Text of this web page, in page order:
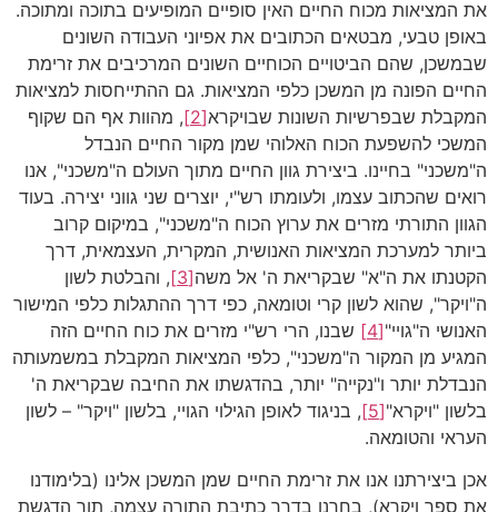
את המציאות מכוח החיים האין סופיים המופיעים בתוכה ומתוכה.
באופן טבעי, מבטאים הכתובים את אפיוני העבודה השונים
שבמשכן, שהם הביטויים הכוחיים השונים המרכיבים את זרימת
החיים הפונה מן המשכן כלפי המציאות. גם ההתייחסות למציאות
המקבלת שבפרשיות השונות שבויקרא[2]
, מהוות אף הם שקוף
המשכי להשפעת הכוח האלוהי שמן מקור החיים הנבדל
ה"משכני" בחיינו. ביצירת גוון החיים מתוך העולם ה"משכני", אנו
רואים שהכתוב עצמו, ולעומתו רש"י, יוצרים שני גווני יצירה. בעוד
הגוון התורתי מזרים את ערוץ הכוח ה"משכני", במיקום קרוב
ביותר למערכת המציאות האנושית, המקרית, העצמאית, דרך
הקטנתו את ה"א" שבקריאת ה' אל משה[3]
, והבלטת לשון
ה"ויקר", שהוא לשון קרי וטומאה, כפי דרך ההתגלות כלפי המישור
האנושי ה"גויי"[4]
שבנו, הרי רש"י מזרים את כוח החיים הזה
המגיע מן המקור ה"משכני", כלפי המציאות המקבלת במשמעותה
הנבדלת יותר ו"נקייה" יותר, בהדגשתו את החיבה שבקריאת ה'
בלשון "ויקרא"[5]
, בניגוד לאופן הגילוי הגויי, בלשון "ויקר" – לשון
העראי והטומאה.
אכן ביצירתנו אנו את זרימת החיים שמן המשכן אלינו (בלימודנו
את ספר ויקרא), בחרנו בדרך כתיבת התורה עצמה, תוך הדגשת